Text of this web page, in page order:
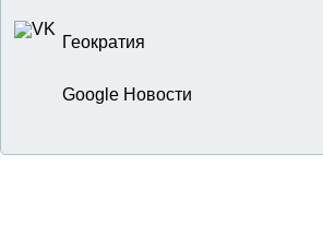
Геократия
Google Новости